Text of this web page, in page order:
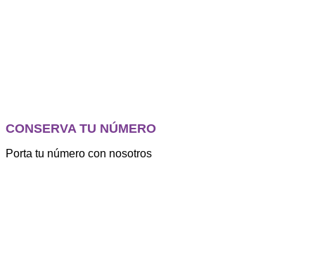
CONSERVA TU NÚMERO
Porta tu número con nosotros